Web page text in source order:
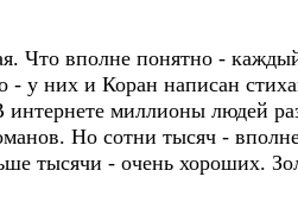
Что вполне понятно -
- у них и Коран написан
интернете миллионы людей
Но сотни тысяч -
тысячи - очень хороших.